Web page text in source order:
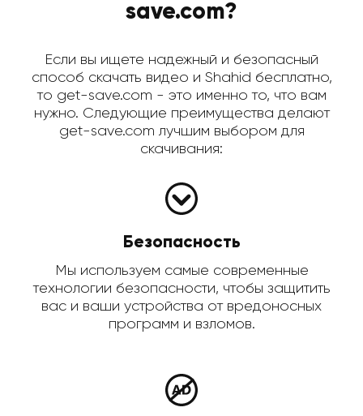
save.com?
Если вы ищете надежный и безопасный
способ скачать видео и Shahid бесплатно,
то get-save.com - это именно то, что вам
нужно. Следующие преимущества делают
get-save.com лучшим выбором для
скачивания:
Безопасность
Мы используем самые современные
технологии безопасности, чтобы защитить
вас и ваши устройства от вредоносных
программ и взломов.